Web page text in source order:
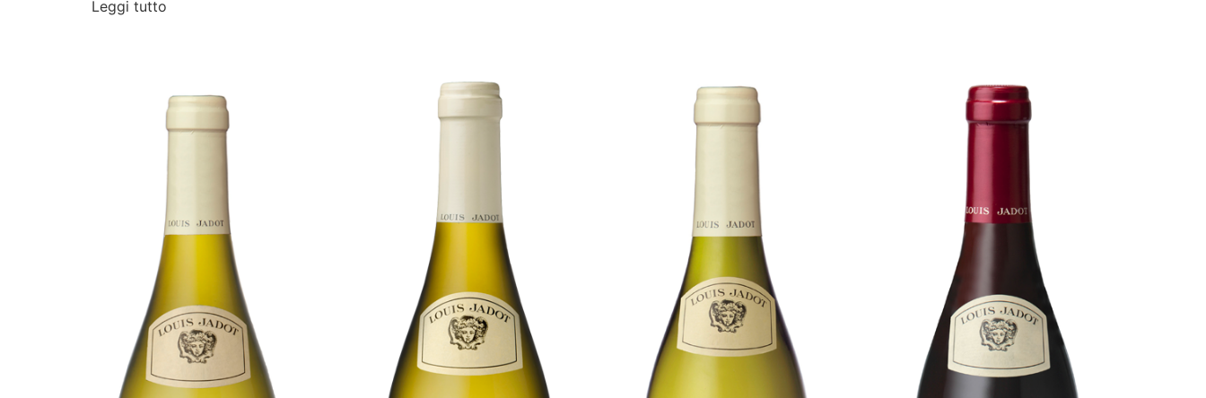
Leggi tutto